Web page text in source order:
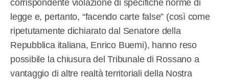
corrispondente violazione di specifiche norme di
legge e, pertanto, “facendo carte false” (così come
ripetutamente dichiarato dal Senatore della
Repubblica italiana, Enrico Buemi), hanno reso
possibile la chiusura del Tribunale di Rossano a
vantaggio di altre realtà territoriali della Nostra